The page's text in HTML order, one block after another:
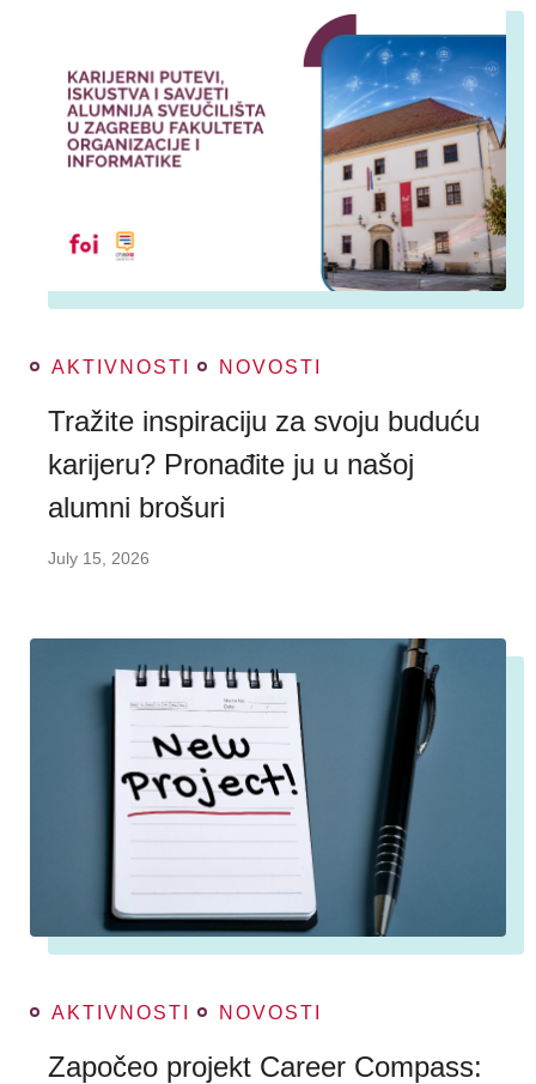
AKTIVNOSTI NOVOSTI
Tražite inspiraciju za svoju buduću
karijeru? Pronađite ju u našoj
alumni brošuri
July 15, 2026
AKTIVNOSTI NOVOSTI
Započeo projekt Career Compass: